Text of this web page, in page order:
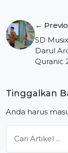
pos
←
SD
Darul
Quranic
Tinggalkan
Anda harus